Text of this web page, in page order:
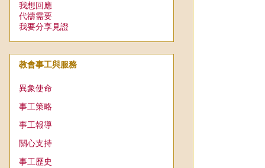
我想回應
代禱需要
我要分享見證
教會事工與服務
異象使命
事工策略
事工報導
關心支持
事工歷史